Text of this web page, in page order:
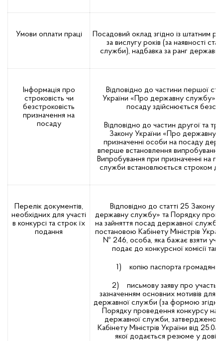
Умови оплати праці
Посадовий оклад згідно із штатним
за вислугу років (за наявності
служби), надбавка за ранг
Інформація про
строковість чи
безстроковість
призначення на
посаду
Відповідно до частини першої
України «Про державну службу»
посаду здійснюється
Відповідно до частин другої та
Закону України «Про державну
призначенні особи на посаду
вперше встановлення випробування
Випробування при призначенні на
служби встановлюється строком до
Перелік документів,
необхідних для участі
в конкурсі та строк їх
подання
Відповідно до статті 25 Закону
державну службу» та Порядку
на зайняття посад державної
постановою Кабінету Міністрів
№ 246, особа, яка бажає взяти
подає до конкурсної комісії
1) копію паспорта
2) письмову заяву про участь у
зазначенням основних мотивів для
державної служби (за формою
Порядку проведення конкурсу на
державної служби,
Кабінету Міністрів України від
якої додається резюме у